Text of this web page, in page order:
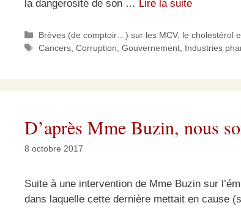
la dangerosité de son … Lire la suite
Catégories
Brèves (de comptoir…) sur les MCV, le cholestérol
Étiquettes
Cancers ,Corruption ,Gouvernement Industries
D’après Mme Buzin, nous
8 octobre 2017
Suite à une intervention de Mme Buzin sur
dans laquelle cette dernière mettait en cause